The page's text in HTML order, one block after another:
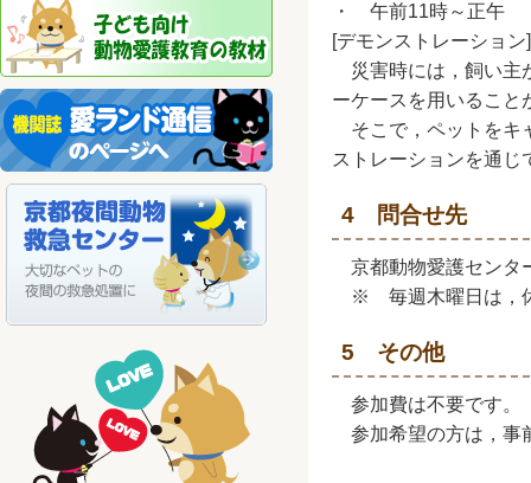
・ 午前11時～正午
[デモンストレーション]
災害時には，飼い主
ーケースを用いること
そこで，ペットをキ
ストレーションを通じ
4 問合せ先
京都動物愛護センタ
※ 毎週木曜日は，
5 その他
参加費は不要です。
参加希望の方は，事